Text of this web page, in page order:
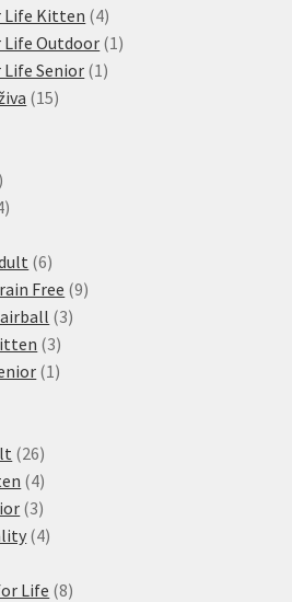
produkty
Life Kitten 44
produkty
Outdoor 1 1
Senior 1 1
1515
2
4
66
produktů
Free 99
33
33
produkty
1 1
2626
produktů
44
produkty
33
produkty
44
Life 88